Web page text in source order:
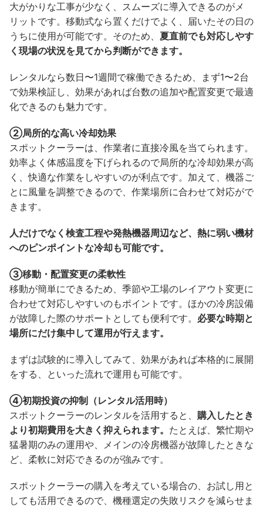
大がかりな工事が少なく、スムーズに導入できるのがメ
リットです。移動式なら置くだけでよく、届いたその日の
うちに使用が可能です。そのため、 夏直前でも対応しやす
く現場の状況を見てから判断ができます。
レンタルなら数日〜1週間で稼働できるため、まず1〜2台
で効果検証し、効果があれば台数の追加や配置変更で最適
化できるのも魅力です。
②局所的な高い冷却効果
スポットクーラーは、作業者に直接冷風を当てられます。
効率よく体感温度を下げられるので局所的な冷却効果が高
く、快適な作業をしやすいのが利点です。加えて、機器ご
とに風量を調整できるので、作業場所に合わせて対応がで
きます。
人だけでなく検査工程や発熱機器周辺など、熱に弱い機材
へのピンポイントな冷却も可能です。
③移動・配置変更の柔軟性
移動が簡単にできるため、季節や工場のレイアウト変更に
合わせて対応しやすいのもポイントです。ほかの冷房設備
が故障した際のサポートとしても便利です。 必要な時期と
場所にだけ集中して運用が行えます。
まずは試験的に導入してみて、効果があれば本格的に展開
をする、といった流れで運用も可能です。
④初期投資の抑制（レンタル活用時）
スポットクーラーのレンタルを活用すると、 購入したとき
より初期費用を大きく抑えられます。 たとえば、繁忙期や
猛暑期のみの運用や、メインの冷房機器が故障したときな
ど、柔軟に対応できるのが強みです。
スポットクーラーの購入を考えている場合の、お試し用と
しても活用できるので、機種選定の失敗リスクを減らせま